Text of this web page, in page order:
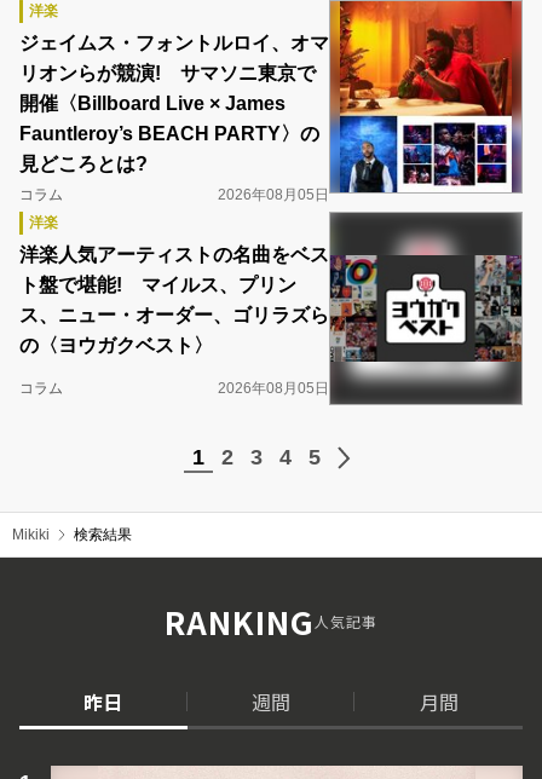
洋楽
ジェイムス・フォントルロイ、オマ
リオンらが競演! サマソニ東京で
開催〈Billboard Live × James
Fauntleroy’s BEACH PARTY〉の
見どころとは?
コラム
2026年08月05日
洋楽
洋楽人気アーティストの名曲をベス
ト盤で堪能! マイルス、プリン
ス、ニュー・オーダー、ゴリラズら
の〈ヨウガクベスト〉
コラム 2026年08月05日
1 2 3 4 5
Mikiki 検索結果
RANKING人気記事
昨日 週間 月間